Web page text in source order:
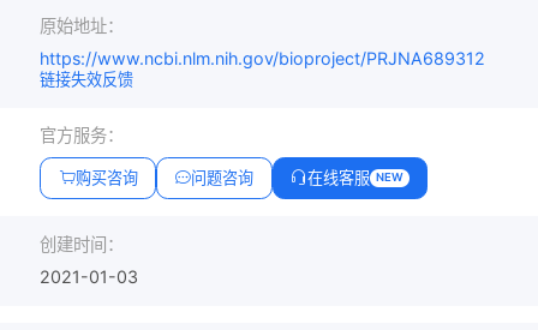
原始地址：
https://www.ncbi.nlm.nih.gov/bioproject/PRJNA689312
链接失效反馈
官方服务：
购买咨询 问题咨询 在线客服 NEW
创建时间：
2021-01-03